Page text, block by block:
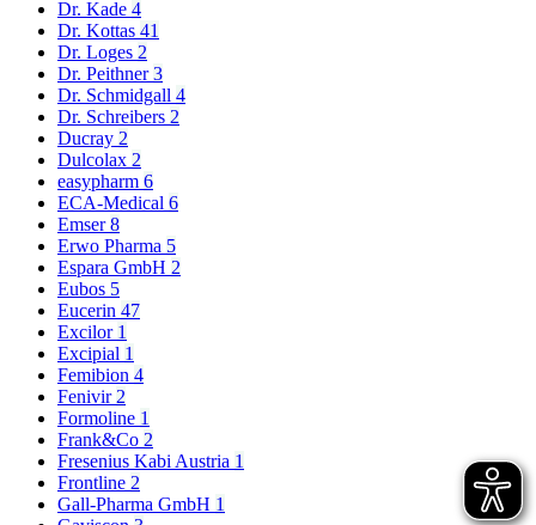
Dr. Kade 4
Dr. Kottas 41
Dr. Loges 2
Dr. Peithner3
Dr. Schmidgall 4
Dr. Schreibers 2
Ducray 2
Dulcolax 2
easypharm 6
ECA-Medical 6
Emser8
Erwo Pharma 5
Espara GmbH 2
Eubos 5
Eucerin 47
Excilor 1
Excipial 1
Femibion 4
Fenivir 2
Formoline 1
Frank&Co 2
Fresenius Kabi Austria 1
Frontline 2
Gall-Pharma GmbH 1